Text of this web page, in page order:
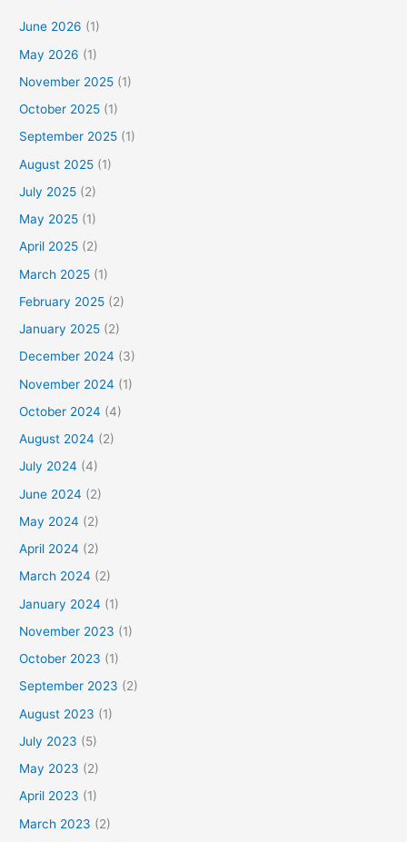
June 2026 (1)
May 2026 (1)
November 2025 (1)
October 2025 (1)
September 2025 (1)
August 2025 (1)
July 2025 (2)
May 2025 (1)
April 2025 (2)
March 2025 (1)
February 2025 (2)
January 2025 (2)
December 2024 (3)
November 2024 (1)
October 2024 (4)
August 2024 (2)
July 2024 (4)
June 2024 (2)
May 2024 (2)
April 2024 (2)
March 2024 (2)
January 2024 (1)
November 2023 (1)
October 2023 (1)
September 2023 (2)
August 2023 (1)
July 2023 (5)
May 2023 (2)
April 2023 (1)
March 2023 (2)